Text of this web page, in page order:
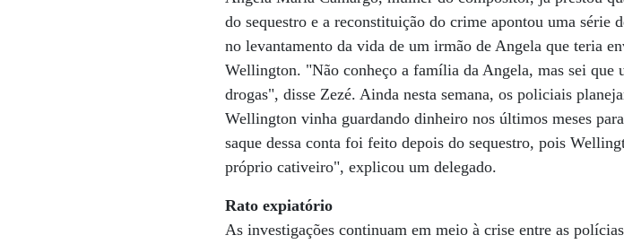
do sequestro e a reconstituição do crime apontou uma série
no levantamento da vida de um irmão de Angela que teria
Wellington. "Não conheço a família da Angela, mas sei que
drogas", disse Zezé. Ainda nesta semana, os policiais
Wellington vinha guardando dinheiro nos últimos meses
saque dessa conta foi feito depois do sequestro, pois
próprio cativeiro", explicou um delegado.
Rato expiatório
As investigações continuam em meio à crise entre as